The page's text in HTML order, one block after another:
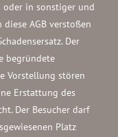
oder in sonstiger und
AGB verstoßen
Der
begründete
Vorstellung stören
Erstattung des
Der Besucher darf
Platz